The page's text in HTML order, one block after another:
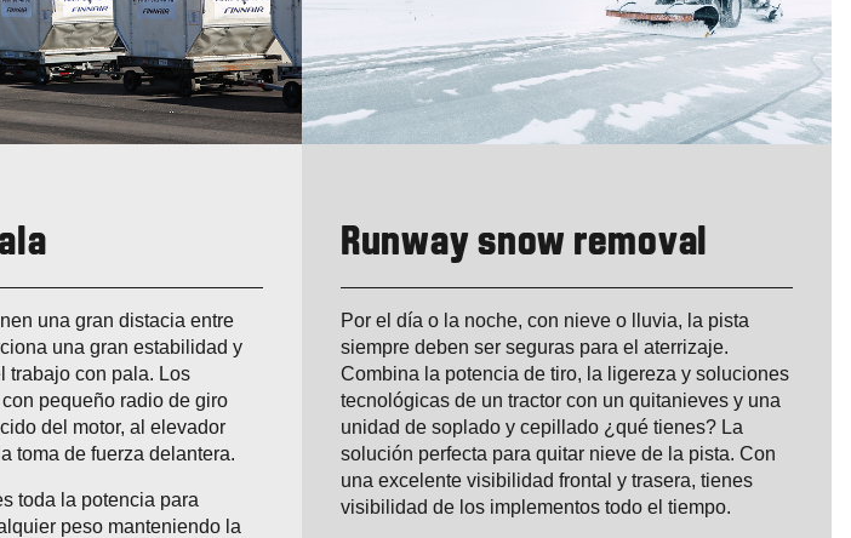
una gran distacia entre
una gran estabilidad y
trabajo con pala. Los
pequeño radio de giro
del motor, al elevador
toma de fuerza delantera.
toda la potencia para
peso manteniendo la
Runway snow removal
Por el día o la noche, con nieve o lluvia, la pista
siempre deben ser seguras para el aterrizaje.
Combina la potencia de tiro, la ligereza y soluciones
tecnológicas de un tractor con un quitanieves y una
unidad de soplado y cepillado ¿qué tienes? La
solución perfecta para quitar nieve de la pista. Con
una excelente visibilidad frontal y trasera, tienes
visibilidad de los implementos todo el tiempo.